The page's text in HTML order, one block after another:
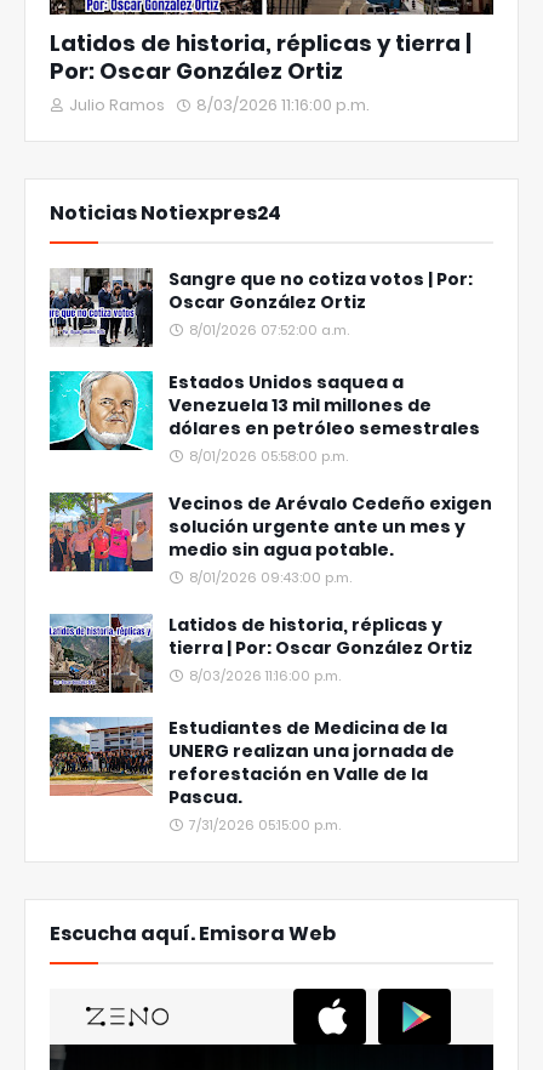
Latidos de historia, réplicas y tierra |
Por: Oscar González Ortiz
Julio Ramos 8/03/2026 11:16:00 p.m.
Noticias Notiexpres24
Sangre que no cotiza votos | Por:
Oscar González Ortiz
8/01/2026 07:52:00 a.m.
Estados Unidos saquea a
Venezuela 13 mil millones de
dólares en petróleo semestrales
8/01/2026 05:58:00 p.m.
Vecinos de Arévalo Cedeño exigen
solución urgente ante un mes y
medio sin agua potable.
8/01/2026 09:43:00 p.m.
Latidos de historia, réplicas y
tierra | Por: Oscar González Ortiz
8/03/2026 11:16:00 p.m.
Estudiantes de Medicina de la
UNERG realizan una jornada de
reforestación en Valle de la
Pascua.
7/31/2026 05:15:00 p.m.
Escucha aquí. Emisora Web